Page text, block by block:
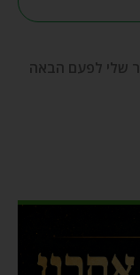
שלי לפעם הבאה